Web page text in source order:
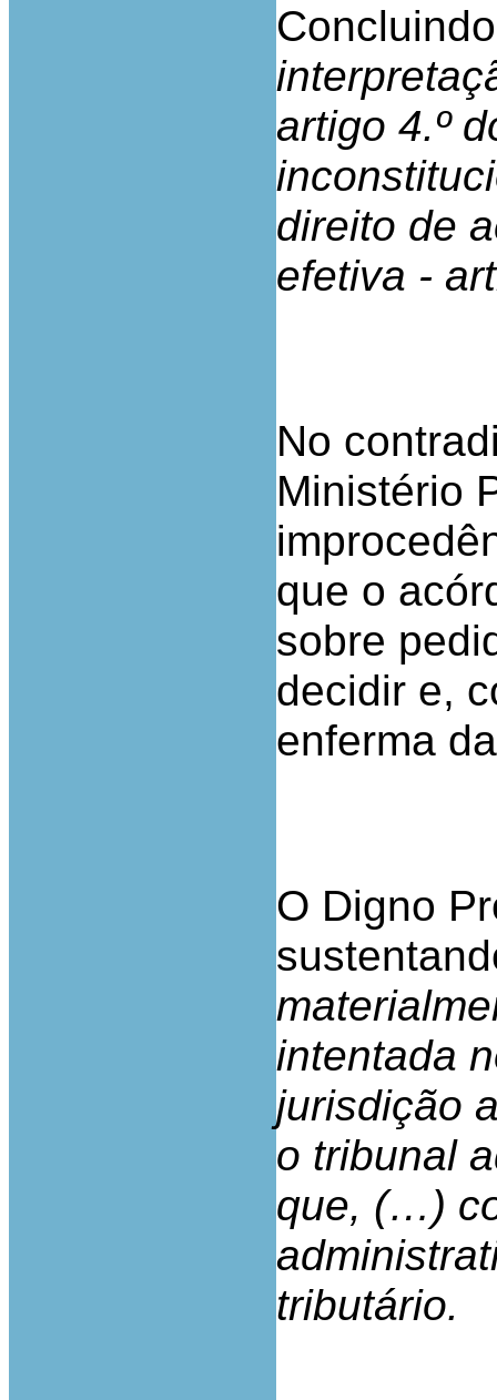
artigo 4.º
direito de
efetiva -
No
Ministério
que o
sobre
decidir e,
enferma
O Digno
intentada
jurisdição
o tribunal
que, (…)
tributário.